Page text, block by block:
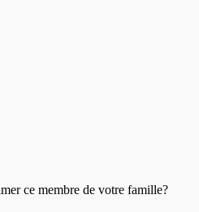
ce membre de votre famille?